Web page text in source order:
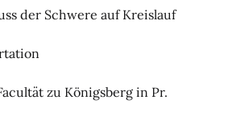
der Schwere auf Kreislauf
zu Königsberg in Pr.